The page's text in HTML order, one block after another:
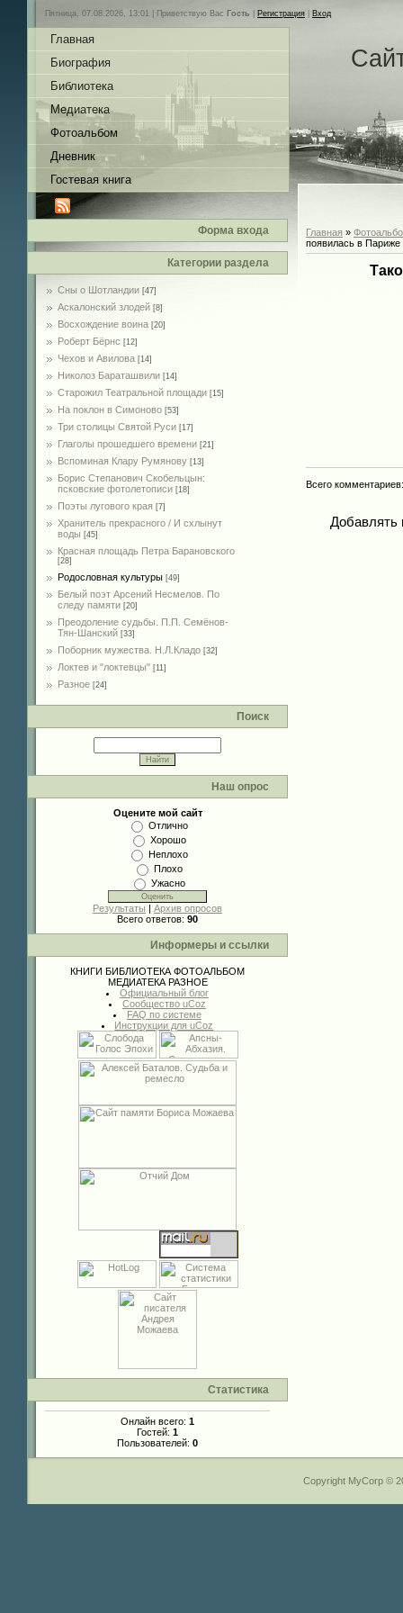
Пятница, 07.08.2026, 13:01 | Приветствую Вас Гость Регистрация Вход
Главная
Биография
Библиотека
Медиатека
Фотоальбом
Дневник
Гостевая книга
Форма входа
Категории раздела
Сны о Шотландии [47]
Аскалонский злодей [8]
Восхождение воина [20]
Роберт Бёрнс [12]
Чехов и Авилова [14]
Николоз Бараташвили [14]
Cтарожил Театральной площади [15]
На поклон в Симоново [53]
Три столицы Святой Руси [17]
Глаголы прошедшего времени [21]
Вспоминая Клару Румянову [13]
Борис Степанович Скобельцын:
псковские фотолетописи [18]
Поэты лугового края [7]
Хранитель прекрасного / И схлынут
воды [45]
Красная площадь Петра Барановского
[28]
Родословная культуры [49]
Белый поэт Арсений Несмелов. По
следу памяти [20]
Преодоление судьбы. П.П. Семёнов-
Тян-Шанский [33]
Поборник мужества. Н.Л.Кладо [32]
Локтев и "локтевцы" [11]
Разное [24]
Поиск
Наш опрос
Оцените мой сайт
Отлично
Хорошо
Неплохо
Плохо
Ужасно
Результаты | Архив опросов
Всего ответов: 90
Информеры и ссылки
КНИГИ БИБЛИОТЕКА ФОТОАЛЬБОМ
МЕДИАТЕКА РАЗНОЕ
Официальный блог
Сообщество uCoz
FAQ по системе
Инструкции для uCoz
Статистика
Онлайн всего: 1
Гостей: 1
Пользователей: 0
Главная »
появилась в Париже
Всего комментариев
Добавлять
Copyright MyCorp ©